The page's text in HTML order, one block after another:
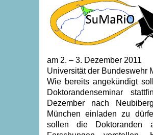
am 2. – 3. Dezember 2011
Universität der Bundeswehr
Wie bereits angekündigt
Doktorandenseminar
Dezember nach
München einladen zu
sollen die Doktoranden